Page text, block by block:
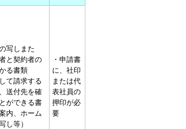
写しまた
と契約者の
る書類
て請求する
送付先を確
ができる書
内、ホーム
し等）
・申請書
に、社印
または代
表社員の
押印が必
要